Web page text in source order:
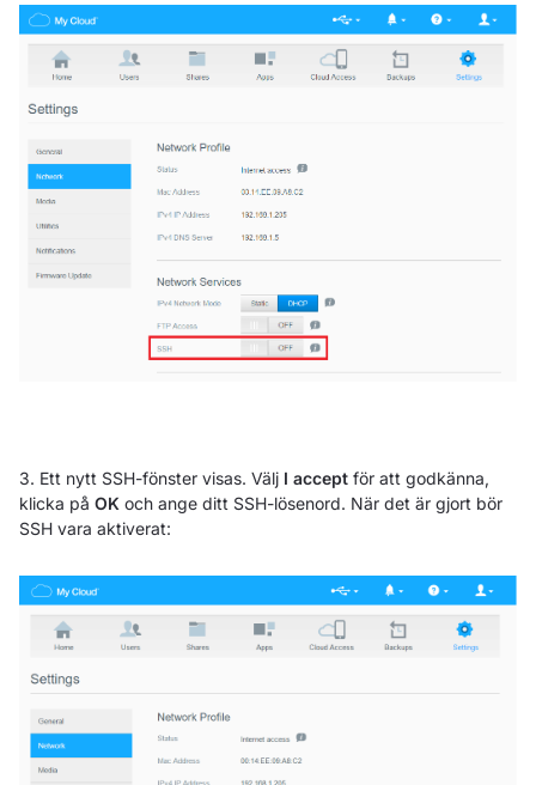
3. Ett nytt SSH-fönster visas. Välj I accept för att godkänna,
klicka på OK och ange ditt SSH-lösenord. När det är gjort bör
SSH vara aktiverat: